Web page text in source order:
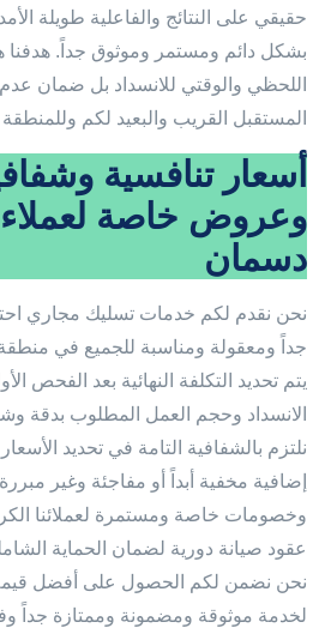
حقيقي على النتائج والفاعلية طويلة
بشكل دائم ومستمر وموثوق جداً.
اللحظي والوقتي للانسداد بل ضمان عدم
المستقبل القريب والبعيد لكم وللمنطقة
أسعار تنافسية
وعروض خاصة
دسمان
نحن نقدم لكم خدمات تسليك مجاري
جداً ومعقولة ومناسبة للجميع في
يتم تحديد التكلفة النهائية بعد الفحص
الانسداد وحجم العمل المطلوب بدقة
نلتزم بالشفافية التامة في تحديد
إضافية مخفية أبداً أو مفاجئة وغير
وخصومات خاصة ومستمرة لعملائنا
عقود صيانة دورية لضمان الحماية
نحن نضمن لكم الحصول على أفضل قيمة
لخدمة موثوقة ومضمونة وممتازة جداً